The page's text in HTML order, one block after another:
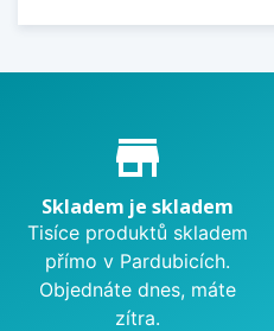
Proč nakupovat u nás?
store_mall_directory
Skladem je skladem
Tisíce produktů skladem
přímo v Pardubicích.
Objednáte dnes, máte
zítra.